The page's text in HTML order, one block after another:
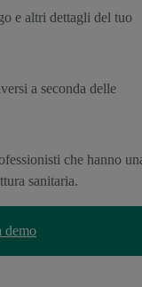
e altri dettagli del tuo
a seconda delle
che hanno
sanitaria.
demo